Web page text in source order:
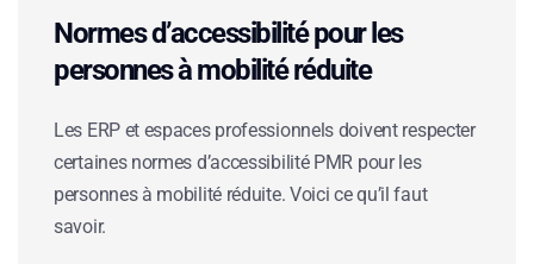
Normes d’accessibilité pour les
personnes à mobilité réduite
Les ERP et espaces professionnels doivent respecter
certaines normes d’accessibilité PMR pour les
personnes à mobilité réduite. Voici ce qu’il faut
savoir.